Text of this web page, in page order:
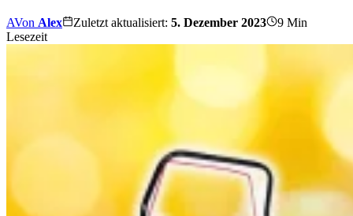
AVon Alex Zuletzt aktualisiert: 5. Dezember 2023 9 Min
Lesezeit